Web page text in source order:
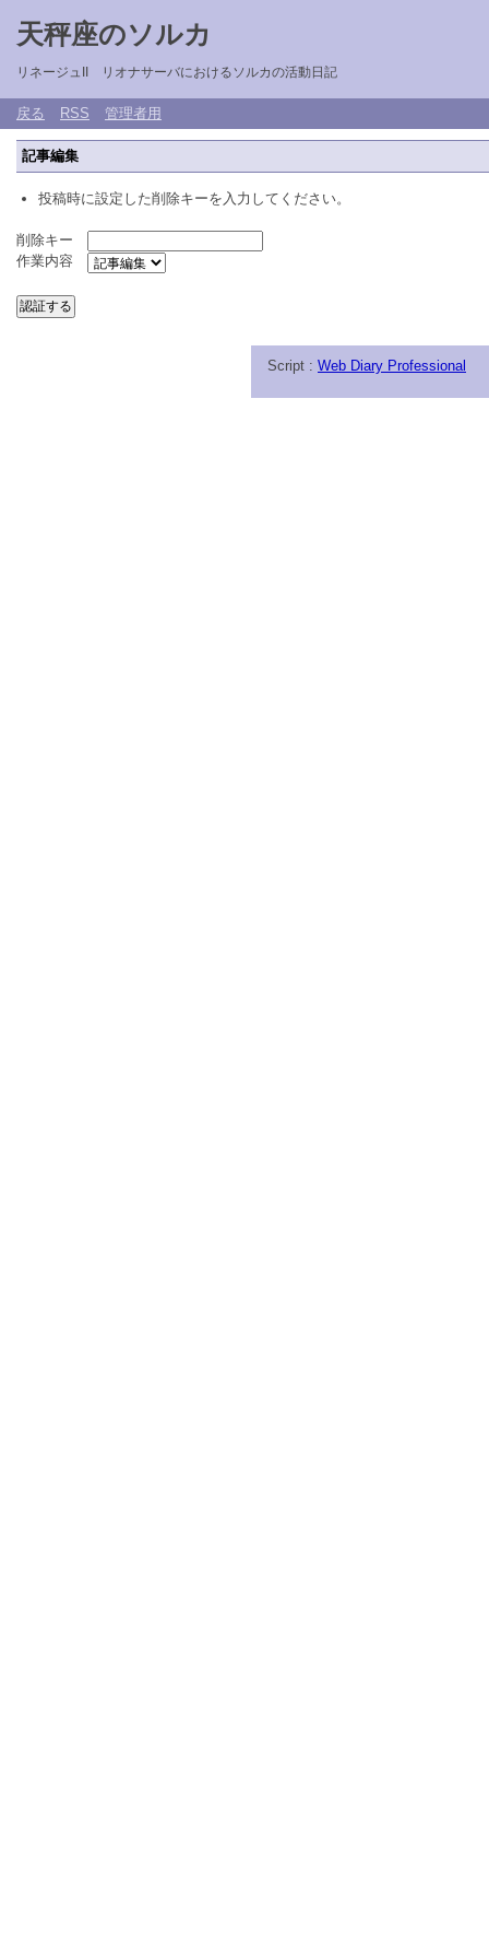
天秤座のソルカ
リネージュII リオナサーバにおけるソルカの活動日記
戻る RSS 管理者用
記事編集
投稿時に設定した削除キーを入力してください。
削除キー
作業内容
Script : Web Diary Professional